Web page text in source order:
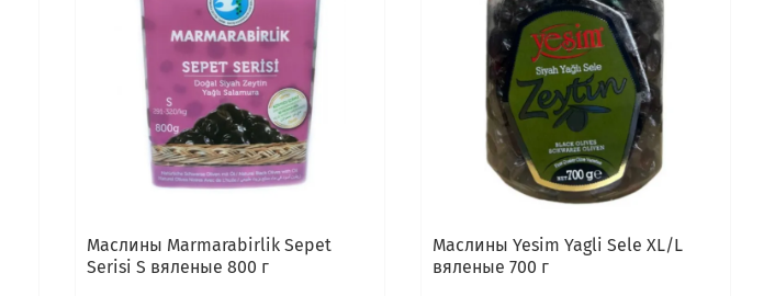
Маслины Marmarabirlik Sepet
Serisi S вяленые 800 г
Маслины Yesim Yagli Sele XL/L
вяленые 700 г